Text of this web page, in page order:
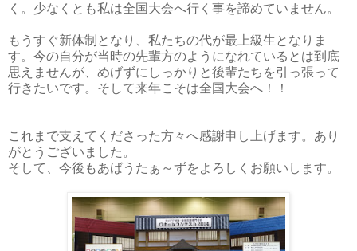
く。少なくとも私は全国大会へ行く事を諦めていません。
もうすぐ新体制となり、私たちの代が最上級生となりま
す。今の自分が当時の先輩方のようになれているとは到底
思えませんが、めげずにしっかりと後輩たちを引っ張って
行きたいです。そして来年こそは全国大会へ！！
これまで支えてくださった方々へ感謝申し上げます。あり
がとうございました。
そして、今後もあばうたぁ～ずをよろしくお願いします。